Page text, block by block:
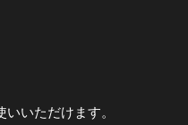
いただけます。